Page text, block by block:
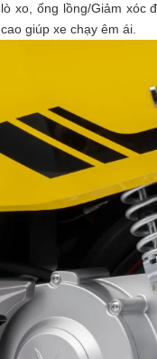
xo, ống lồng/Giảm xóc
giúp xe chạy êm ái.